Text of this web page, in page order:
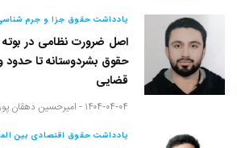
یادداشت حقوق جزا و جرم
اصل ضرورت نظامی در بوته
حقوق بشردوستانه تا حدود و
قضایی
۱۴۰۴-۰۴-۰۴ - امیرحسین دهقان پور
یادداشت حقوق اقتصادی بین